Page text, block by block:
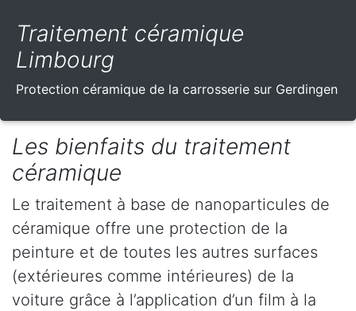
Traitement céramique
Limbourg
Protection céramique de la carrosserie sur Gerdingen
Les bienfaits du traitement
céramique
Le traitement à base de nanoparticules de
céramique offre une protection de la
peinture et de toutes les autres surfaces
(extérieures comme intérieures) de la
voiture grâce à l’application d’un film à la